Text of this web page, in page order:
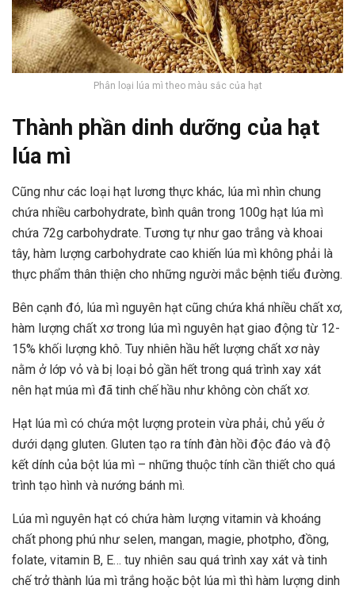
Phân loại lúa mì theo màu sắc của hạt
Thành phần dinh dưỡng của hạt
lúa mì
Cũng như các loại hạt lương thực khác, lúa mì nhìn chung
chứa nhiều carbohydrate, bình quân trong 100g hạt lúa mì
chứa 72g carbohydrate. Tương tự như gao trắng và khoai
tây, hàm lượng carbohydrate cao khiến lúa mì không phải là
thực phẩm thân thiện cho những người mắc bệnh tiểu đường.
Bên cạnh đó, lúa mì nguyên hạt cũng chứa khá nhiều chất xơ,
hàm lượng chất xơ trong lúa mì nguyên hạt giao động từ 12-
15% khối lượng khô. Tuy nhiên hầu hết lượng chất xơ này
nằm ở lớp vỏ và bị loại bỏ gần hết trong quá trình xay xát
nên hạt múa mì đã tinh chế hầu như không còn chất xơ.
Hạt lúa mì có chứa một lượng protein vừa phải, chủ yếu ở
dưới dạng gluten. Gluten tạo ra tính đàn hồi độc đáo và độ
kết dính của bột lúa mì – những thuộc tính cần thiết cho quá
trình tạo hình và nướng bánh mì.
Lúa mì nguyên hạt có chứa hàm lượng vitamin và khoáng
chất phong phú như selen, mangan, magie, photpho, đồng,
folate, vitamin B, E… tuy nhiên sau quá trình xay xát và tinh
chế trở thành lúa mì trắng hoặc bột lúa mì thì hàm lượng dinh